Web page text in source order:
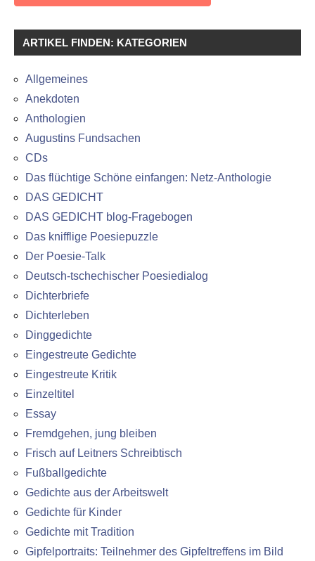
ARTIKEL FINDEN: KATEGORIEN
Allgemeines
Anekdoten
Anthologien
Augustins Fundsachen
CDs
Das flüchtige Schöne einfangen: Netz-Anthologie
DAS GEDICHT
DAS GEDICHT blog-Fragebogen
Das knifflige Poesiepuzzle
Der Poesie-Talk
Deutsch-tschechischer Poesiedialog
Dichterbriefe
Dichterleben
Dinggedichte
Eingestreute Gedichte
Eingestreute Kritik
Einzeltitel
Essay
Fremdgehen, jung bleiben
Frisch auf Leitners Schreibtisch
Fußballgedichte
Gedichte aus der Arbeitswelt
Gedichte für Kinder
Gedichte mit Tradition
Gipfelportraits: Teilnehmer des Gipfeltreffens im Bild